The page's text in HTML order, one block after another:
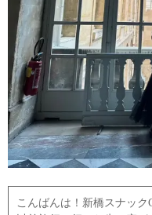
こんばんは！新橋スナック